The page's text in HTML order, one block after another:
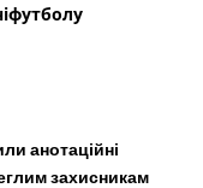
анотаційні
захисникам